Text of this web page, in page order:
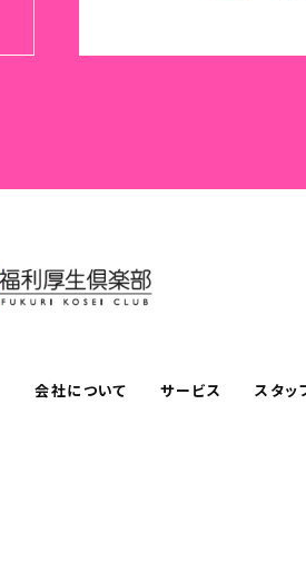
会社について サービス スタッ